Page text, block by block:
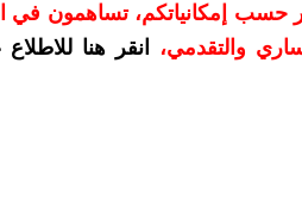
أو أكثر حسب إمكانياتكم، تساهمون
والتقدمي،
انقر هنا